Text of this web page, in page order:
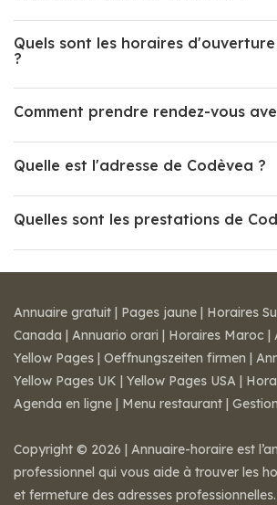
Quels sont les horaires
?
Comment prendre rendez-vous
Quelle est l'adresse de Codèvea ?
Quelles sont les prestations de
Annuaire gratuit | Pages jaune | Horaires
Canada | Annuario orari | Horaires Maroc |
Yellow Pages | Oeffnungszeiten firmen |
Yellow Pages UK | Yellow Pages USA |
Agenda en ligne | Menu restaurant |
Copyright © 2026 | Annuaire-horaire est
professionnel qui vous aide à trouver les
et fermeture des adresses